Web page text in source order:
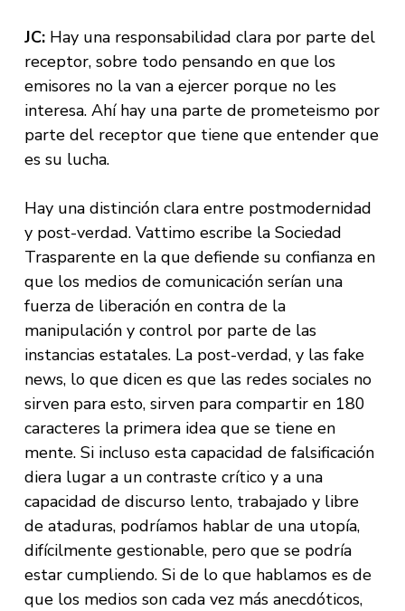
JC: Hay una responsabilidad clara por parte del
receptor, sobre todo pensando en que los
emisores no la van a ejercer porque no les
interesa. Ahí hay una parte de prometeismo por
parte del receptor que tiene que entender que
es su lucha.
Hay una distinción clara entre postmodernidad
y post-verdad. Vattimo escribe la Sociedad
Trasparente en la que defiende su confianza en
que los medios de comunicación serían una
fuerza de liberación en contra de la
manipulación y control por parte de las
instancias estatales. La post-verdad, y las fake
news, lo que dicen es que las redes sociales no
sirven para esto, sirven para compartir en 180
caracteres la primera idea que se tiene en
mente. Si incluso esta capacidad de falsificación
diera lugar a un contraste crítico y a una
capacidad de discurso lento, trabajado y libre
de ataduras, podríamos hablar de una utopía,
difícilmente gestionable, pero que se podría
estar cumpliendo. Si de lo que hablamos es de
que los medios son cada vez más anecdóticos,